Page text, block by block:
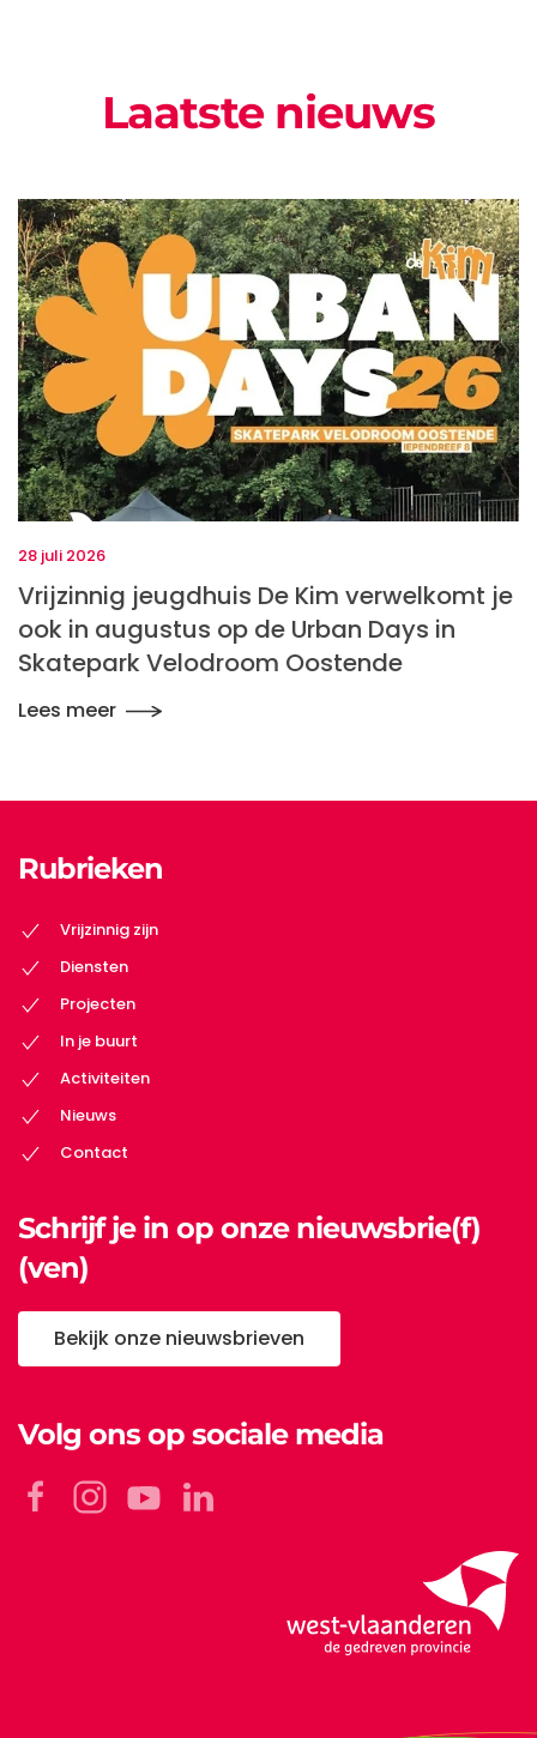
Laatste nieuws
28 juli 2026
Vrijzinnig jeugdhuis De Kim verwelkomt je
ook in augustus op de Urban Days in
Skatepark Velodroom Oostende
Lees meer
Rubrieken
Vrijzinnig zijn
Diensten
Projecten
In je buurt
Activiteiten
Nieuws
Contact
Schrijf je in op onze nieuwsbrie(f)
(ven)
Bekijk onze nieuwsbrieven
Volg ons op sociale media